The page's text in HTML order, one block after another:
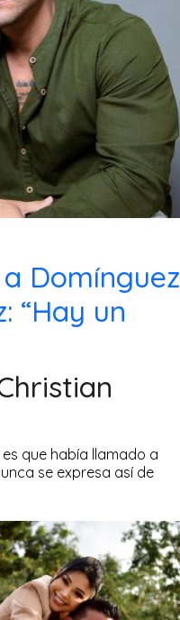
Domínguez
“Hay un
es que había llamado a
se expresa así de